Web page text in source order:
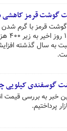
گوشت قرمز کاهشی
قرمز با گرم
در
به سال گذشته
گوسفندی کیلویی
خبر به بررسی
پرداختیم.